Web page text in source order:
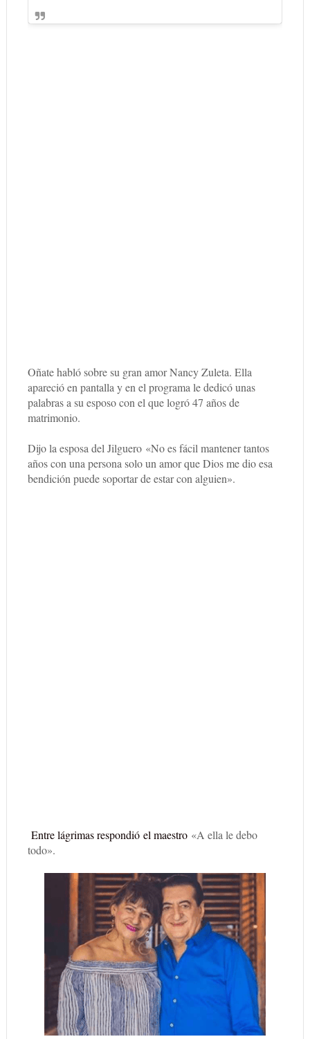
Oñate habló sobre su gran amor Nancy Zuleta. Ella
apareció en pantalla y en el programa le dedicó unas
palabras a su esposo con el que logró 47 años de
matrimonio.
Dijo la esposa del Jilguero «No es fácil mantener tantos
años con una persona solo un amor que Dios me dio esa
bendición puede soportar de estar con alguien».
Entre lágrimas respondió el maestro «A ella le debo
todo».